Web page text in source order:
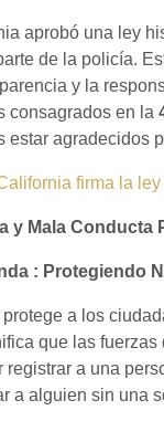
aprobó una ley
de la policía.
y la
consagrados en la
estar agradecidos
firma la
y Mala Conducta
: Protegiendo
protege a los
que las
a una
a alguien sin una